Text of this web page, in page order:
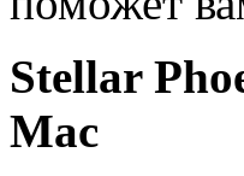
Stellar
Mac